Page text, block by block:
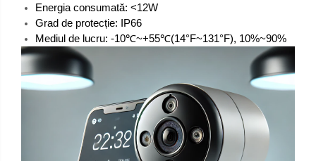
Energia consumată: <12W
Grad de protecție: IP66
Mediul de lucru: -10℃~+55℃(14°F~131°F), 10%~90%